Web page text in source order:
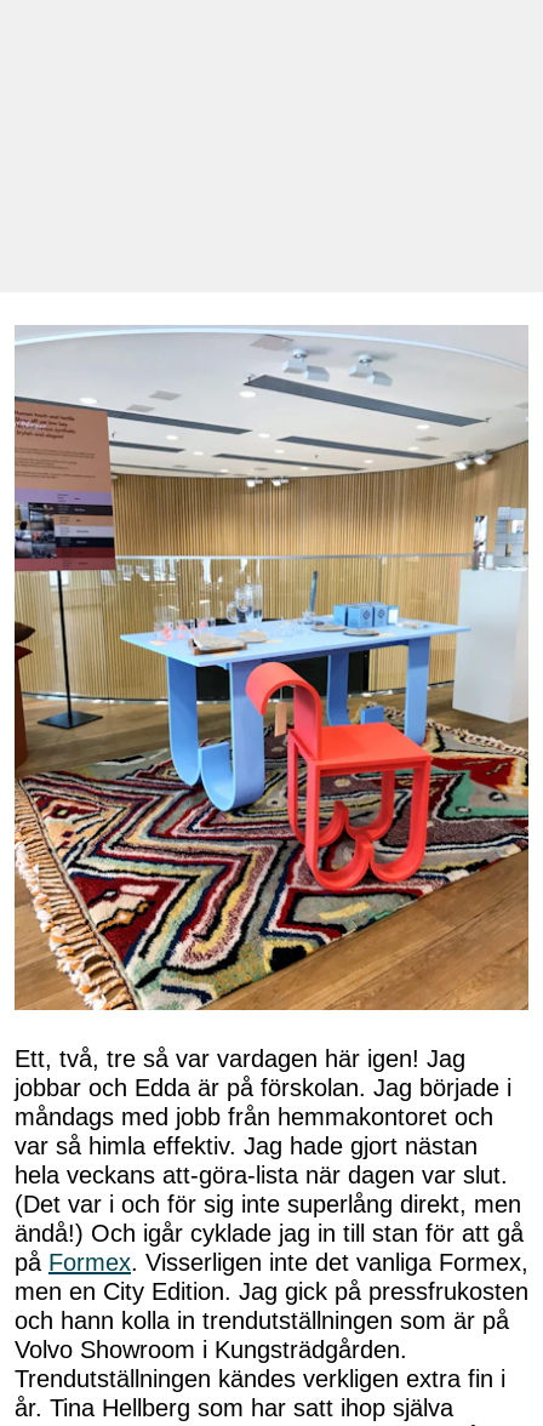
Ett, två, tre så var vardagen här igen! Jag
jobbar och Edda är på förskolan. Jag började i
måndags med jobb från hemmakontoret och
var så himla effektiv. Jag hade gjort nästan
hela veckans att-göra-lista när dagen var slut.
(Det var i och för sig inte superlång direkt, men
ändå!) Och igår cyklade jag in till stan för att gå
på Formex. Visserligen inte det vanliga Formex,
men en City Edition. Jag gick på pressfrukosten
och hann kolla in trendutställningen som är på
Volvo Showroom i Kungsträdgården.
Trendutställningen kändes verkligen extra fin i
år. Tina Hellberg som har satt ihop själva